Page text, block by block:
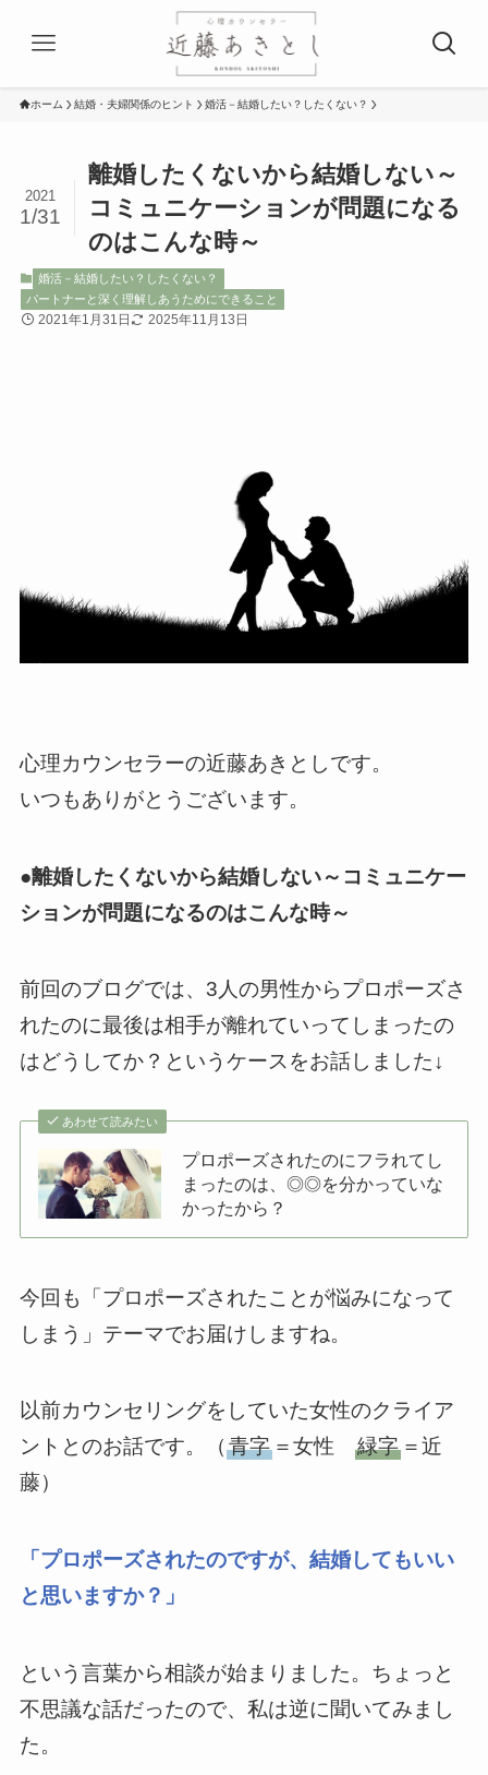
ホーム 結婚・夫婦関係のヒント 婚活－結婚したい？したくない？
離婚したくないから結婚しない～
コミュニケーションが問題になる
のはこんな時～
2021
1/31
婚活－結婚したい？したくない？
パートナーと深く理解しあうためにできること
2021年1月31日 2025年11月13日
心理カウンセラーの近藤あきとしです。
いつもありがとうございます。
●離婚したくないから結婚しない～コミュニケー
ションが問題になるのはこんな時～
前回のブログでは、3人の男性からプロポーズさ
れたのに最後は相手が離れていってしまったの
はどうしてか？というケースをお話しました↓
あわせて読みたい
プロポーズされたのにフラれてし
まったのは、◎◎を分かっていな
かったから？
今回も「プロポーズされたことが悩みになって
しまう」テーマでお届けしますね。
以前カウンセリングをしていた女性のクライア
ントとのお話です。（ 青字＝女性 緑字＝近
藤）
「プロポーズされたのですが、結婚してもいい
と思いますか？」
という言葉から相談が始まりました。ちょっと
不思議な話だったので、私は逆に聞いてみまし
た。